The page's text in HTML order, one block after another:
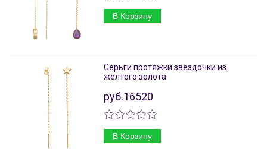
В Корзину
Серьги протяжки звездочки из
желтого золота
руб.16520
В Корзину